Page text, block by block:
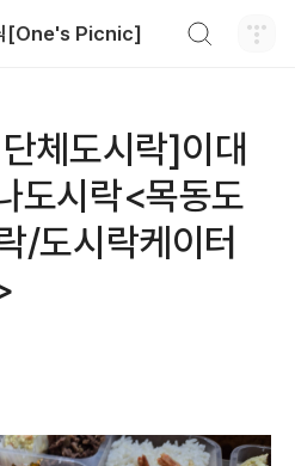
[One's Picnic]
체도시락]이대
도시락<목동도
/도시락케이터